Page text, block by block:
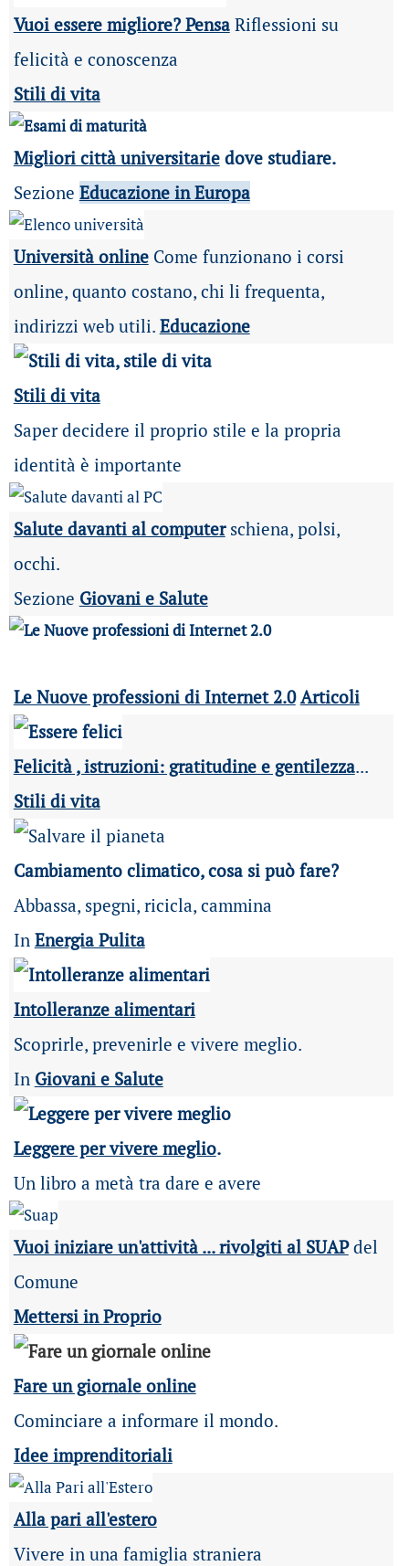
Vuoi essere migliore? PensaRiflessioni su
felicità e conoscenza
Stili di vita
Migliori città universitariedove studiare.
Sezione Educazione in Europa
Università online Come funzionano i corsi
online, quanto costano, chi li frequenta,
indirizzi web utili. Educazione
Stili di vita
Saper decidere il proprio stile e la propria
identità è importante
Salute davanti al computerschiena, polsi,
occhi.
Sezione Giovani e Salute
Le Nuove professioni di Internet 2.0 Articoli
Felicità , istruzioni: gratitudine e gentilezza...
Stili di vita
Cambiamento climatico, cosa si può fare?
Abbassa, spegni, ricicla, cammina
In Energia Pulita
Intolleranze alimentari
Scoprirle, prevenirle e vivere meglio.
In Giovani e Salute
Leggere per vivere meglio.
Un libro a metà tra dare e avere
Vuoi iniziare un'attività ... rivolgiti al SUAPdel
Comune
Mettersi in Proprio
Fare un giornale online
Cominciare a informare il mondo.
Idee imprenditoriali
Alla pari all'estero
Vivere in una famiglia straniera